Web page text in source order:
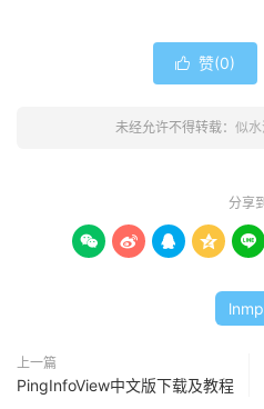
 赞(0)
未经允许不得转载： 似
分享到
    
lnmp
上一篇
PingInfoView中文版下载及教程